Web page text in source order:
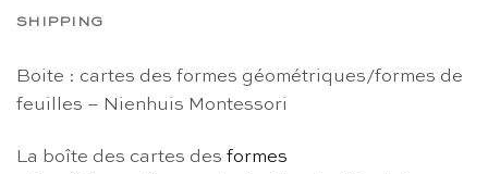
SHIPPING
Boite : cartes des formes géométriques/formes de
feuilles – Nienhuis Montessori
La boîte des cartes des formes